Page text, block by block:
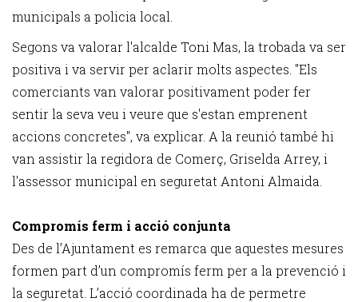
municipals a policia local.
Segons va valorar l'alcalde Toni Mas, la trobada va ser
positiva i va servir per aclarir molts aspectes. "Els
comerciants van valorar positivament poder fer
sentir la seva veu i veure que s'estan emprenent
accions concretes", va explicar. A la reunió també hi
van assistir la regidora de Comerç, Griselda Arrey, i
l'assessor municipal en seguretat Antoni Almaida.
Compromís ferm i acció conjunta
Des de l’Ajuntament es remarca que aquestes mesures
formen part d’un compromís ferm per a la prevenció i
la seguretat. L’acció coordinada ha de permetre